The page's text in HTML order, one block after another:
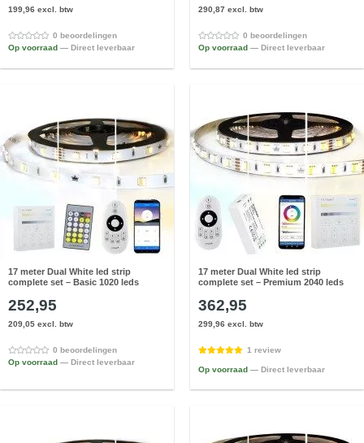
199,96 excl. btw
0 beoordelingen
Op voorraad — Direct leverbaar
290,87 excl. btw
0 beoordelingen
Op voorraad — Direct leverbaar
17 meter Dual White led strip
complete set – Basic 1020 leds
252,95
209,05 excl. btw
0 beoordelingen
Op voorraad — Direct leverbaar
17 meter Dual White led strip
complete set – Premium 2040 leds
362,95
299,96 excl. btw
1 review
Op voorraad — Direct leverbaar